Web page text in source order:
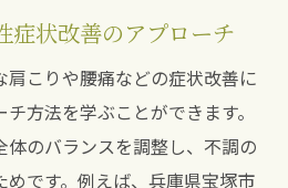
症状改善のアプローチ
こりや腰痛などの症状改善に
方法を学ぶことができます。
のバランスを調整し、不調の
です。例えば、兵庫県宝塚市